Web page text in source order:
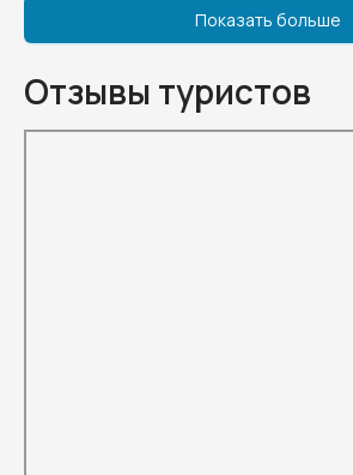
Показать больше
Отзывы туристов